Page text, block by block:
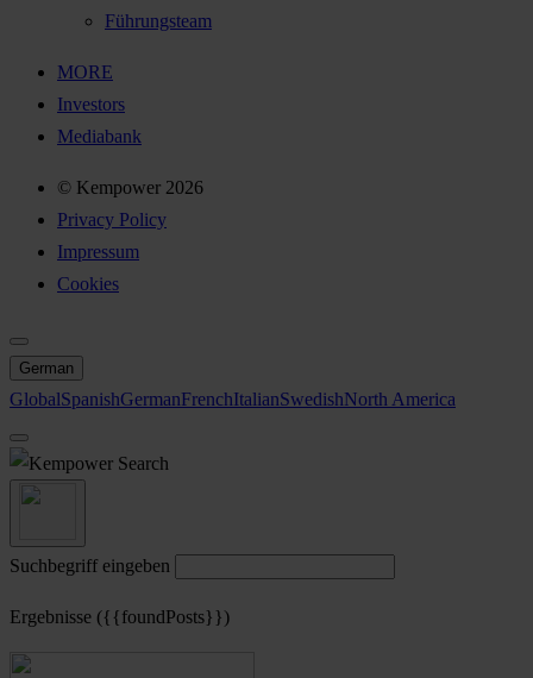
Führungsteam
MORE
Investors
Mediabank
© Kempower 2026
Privacy Policy
Impressum
Cookies
German
GlobalSpanishGermanFrenchItalianSwedishNorth America
Search
Suchbegriff eingeben
Ergebnisse ({{foundPosts}})